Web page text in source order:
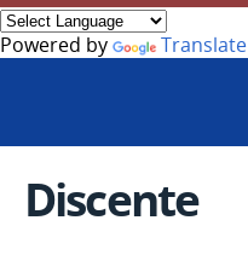
Powered by Translate
Discente